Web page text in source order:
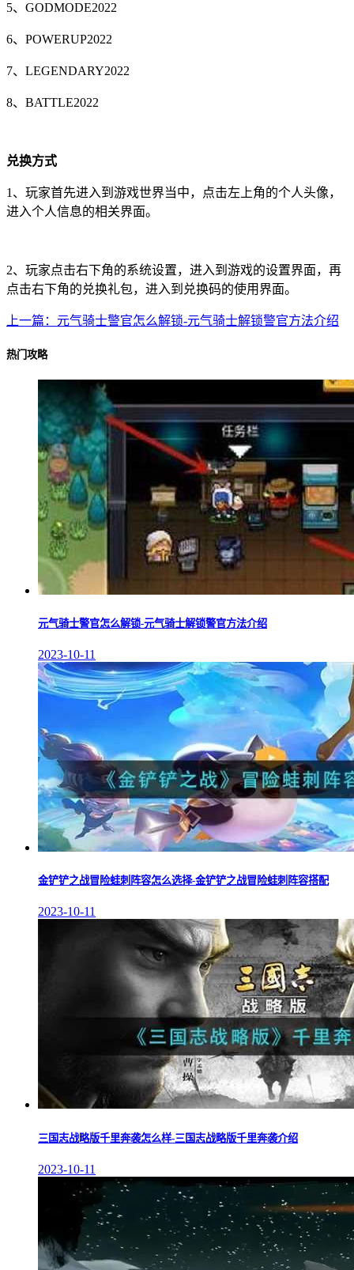
5、GODMODE2022
6、POWERUP2022
7、LEGENDARY2022
8、BATTLE2022
兑换方式
1、玩家首先进入到游戏世界当中，点击左上角的个人头像，
进入个人信息的相关界面。
2、玩家点击右下角的系统设置，进入到游戏的设置界面，再
点击右下角的兑换礼包，进入到兑换码的使用界面。
上一篇：元气骑士警官怎么解锁-元气骑士解锁警官方法介绍
热门攻略
元气骑士警官怎么解锁-元气骑士解锁警官方法介绍
2023-10-11
金铲铲之战冒险蛙刺阵容怎么选择-金铲铲之战冒险蛙刺阵容搭配
2023-10-11
三国志战略版千里奔袭怎么样-三国志战略版千里奔袭介绍
2023-10-11